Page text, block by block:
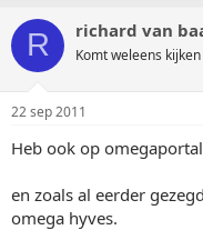
R richard van
Komt weleens kijken
22 sep 2011
Heb ook op
en zoals al eerder
omega hyves.